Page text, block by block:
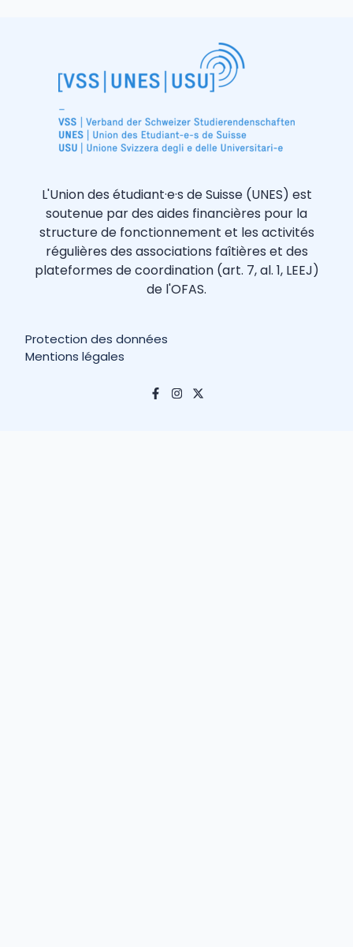
L'Union des étudiant·e·s de Suisse (UNES) est
soutenue par des aides financières pour la
structure de fonctionnement et les activités
régulières des associations faîtières et des
plateformes de coordination (art. 7, al. 1, LEEJ)
de l'OFAS.
Protection des données
Mentions légales